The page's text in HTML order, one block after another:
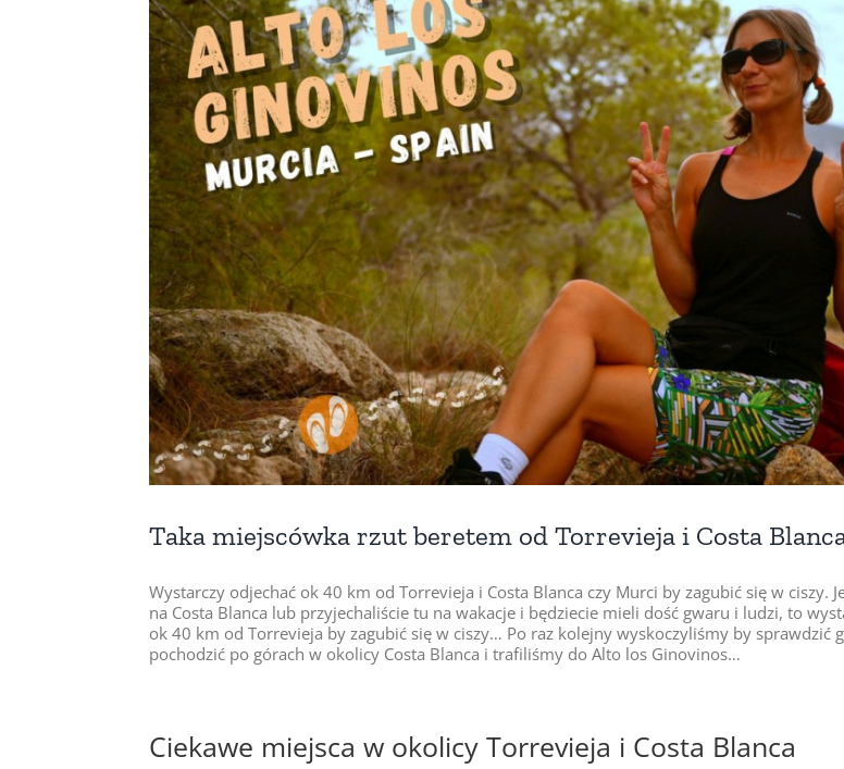
Taka miejscówka rzut beretem od Torrevieja i Costa
Wystarczy odjechać ok 40 km od Torrevieja i Costa Blanca czy Murci by zagubić się w ciszy.
na Costa Blanca lub przyjechaliście tu na wakacje i będziecie mieli dość gwaru i ludzi, to
ok 40 km od Torrevieja by zagubić się w ciszy… Po raz kolejny wyskoczyliśmy by sprawdzić
pochodzić po górach w okolicy Costa Blanca i trafiliśmy do Alto los Ginovinos…
Ciekawe miejsca w okolicy Torrevieja i Costa Blanca